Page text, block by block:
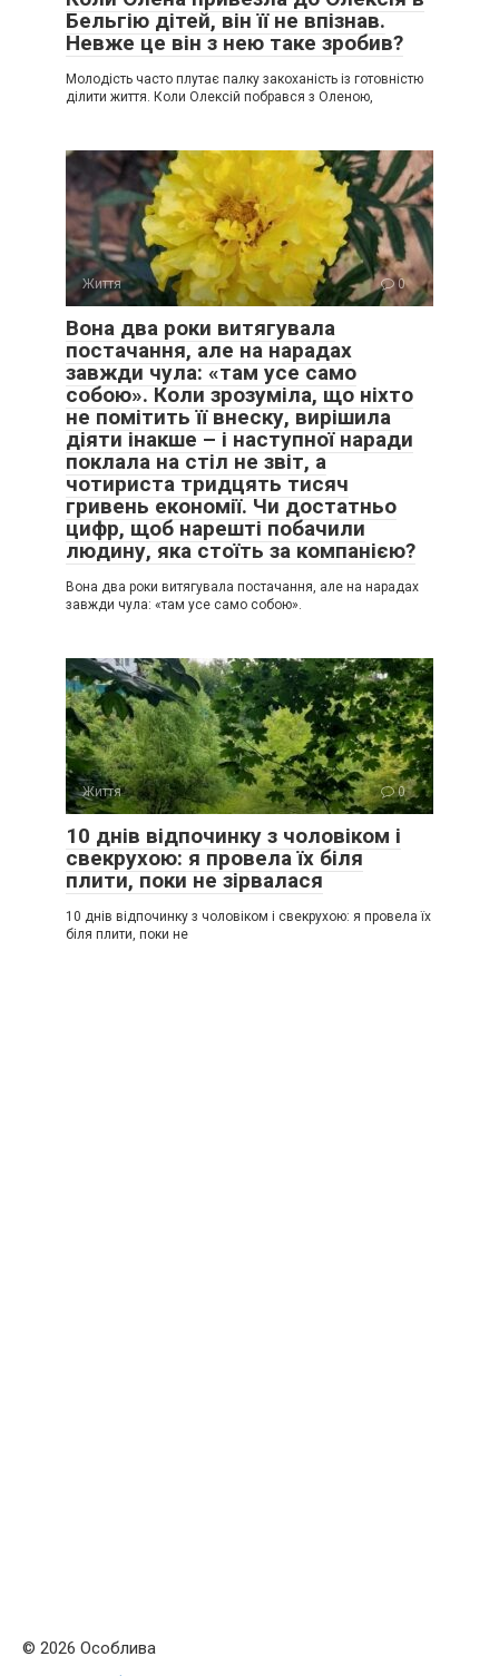
Бельгію дітей, він її не впізнав.
Невже це він з нею таке зробив?
Молодість часто плутає палку закоханість із готовністю
ділити життя. Коли Олексій побрався з Оленою,
Життя 0
Вона два роки витягувала
постачання, але на нарадах
завжди чула: «там усе само
собою». Коли зрозуміла, що ніхто
не помітить її внеску, вирішила
діяти інакше – і наступної наради
поклала на стіл не звіт, а
чотириста тридцять тисяч
гривень економії. Чи достатньо
цифр, щоб нарешті побачили
людину, яка стоїть за компанією?
Вона два роки витягувала постачання, але на нарадах
завжди чула: «там усе само собою».
Життя 0
10 днів відпочинку з чоловіком і
свекрухою: я провела їх біля
плити, поки не зірвалася
10 днів відпочинку з чоловіком і свекрухою: я провела їх
біля плити, поки не
© 2026 Особлива